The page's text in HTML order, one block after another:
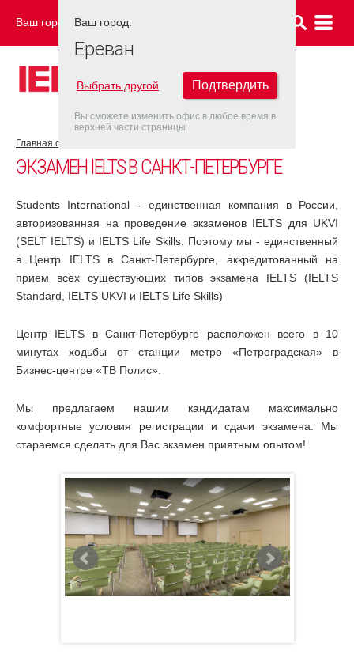
Ваш город: ЕРЕВАН
Главная страница
ЭКЗАМЕН IELTS В САНКТ-ПЕТЕРБУРГЕ
Students International - единственная компания в России,
авторизованная на проведение экзаменов IELTS для UKVI
(SELT IELTS) и IELTS Life Skills. Поэтому мы - единственный
в Центр IELTS в Санкт-Петербурге, аккредитованный на
прием всех существующих типов экзамена IELTS (IELTS
Standard, IELTS UKVI и IELTS Life Skills)
Центр IELTS в Санкт-Петербурге расположен всего в 10
минутах ходьбы от станции метро «Петроградская» в
Бизнес-центре «ТВ Полис».
Мы предлагаем нашим кандидатам максимально
комфортные условия регистрации и сдачи экзамена. Мы
стараемся сделать для Вас экзамен приятным опытом!
Ваш город:
Ереван
Выбрать другой Подтвердить
Вы сможете изменить офис в любое время в
верхней части страницы